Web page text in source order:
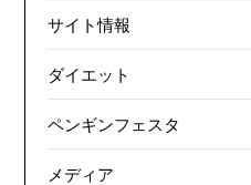
サイト情報
ダイエット
ペンギンフェスタ
メディア